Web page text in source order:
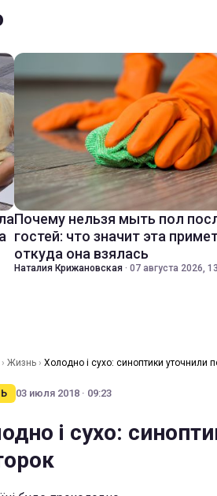
Почему нельзя мыть пол
гостей: что значит эта
откуда она взялась
Наталия Крижановская · 07 августа 2026,
› Жизнь › Холодно і сухо: синоптики уточнили
03 июля 2018 · 09:23
і сухо: